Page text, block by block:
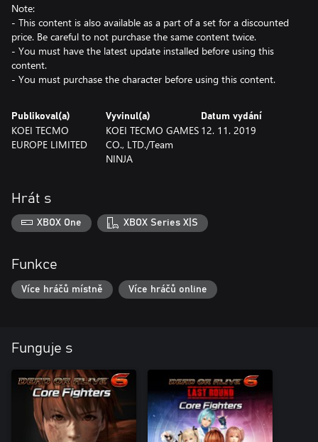
Note:
- This content is also available as a part of a set for a discounted
price. Be careful to not purchase the same content twice.
- You must have the latest update installed before using this
content.
- You must purchase the character before using this content.
Publikoval(a)
KOEI TECMO
EUROPE LIMITED
Vyvinul(a)
KOEI TECMO GAMES
CO., LTD./Team
NINJA
Datum vydání
12. 11. 2019
Hrát s
XBOX One XBOX Series X|S
Funkce
Více hráčů místně Více hráčů online
Funguje s